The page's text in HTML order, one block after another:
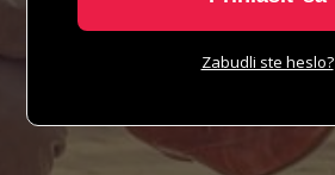
Zabudli ste heslo?